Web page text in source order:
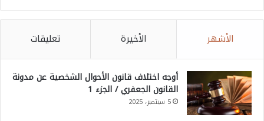
الأشهر الأخيرة تعليقات
أوجه اختلاف قانون الأحوال الشخصية عن مدونة
القانون الجعفري / الجزء 1
5 سبتمبر، 2025